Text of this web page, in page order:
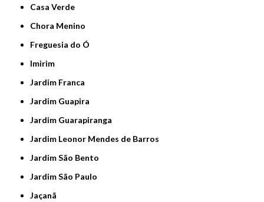
Casa Verde
Chora Menino
Freguesia do Ó
Imirim
Jardim Franca
Jardim Guapira
Jardim Guarapiranga
Jardim Leonor Mendes de Barros
Jardim São Bento
Jardim São Paulo
Jaçanã